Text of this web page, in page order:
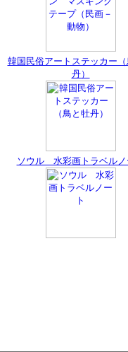
韓国民俗アートステッカー
丹）
ソウル 水彩画トラベルノ